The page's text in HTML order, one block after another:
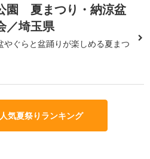
園 夏まつり・納涼盆
／埼玉県
やぐらと盆踊りが楽しめる夏まつ
気夏祭りランキング